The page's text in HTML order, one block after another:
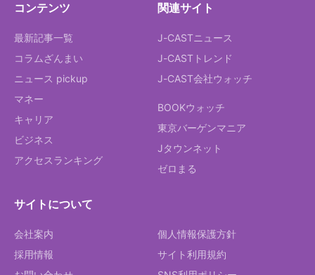
コンテンツ
最新記事一覧
コラムざんまい
ニュース pickup
マネー
キャリア
ビジネス
アクセスランキング
関連サイト
J-CASTニュース
J-CASTトレンド
J-CAST会社ウォッチ
BOOKウォッチ
東京バーゲンマニア
Jタウンネット
ゼロまる
サイトについて
会社案内
採用情報
個人情報保護方針
サイト利用規約